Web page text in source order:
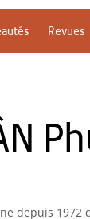
Revues
depuis